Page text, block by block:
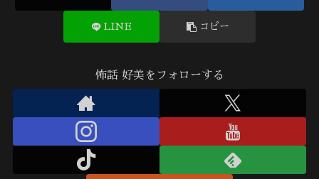
LINE コピー
怖話 好美をフォローする